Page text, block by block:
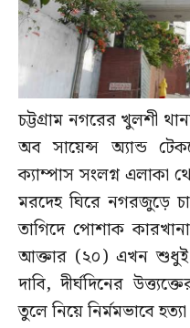
চট্টগ্রাম নগরের খুলশী
অব সায়েন্স অ্যান্ড
ক্যাম্পাস সংলগ্ন এলাকা
মরদেহ ঘিরে নগরজুড়ে
তাগিদে পোশাক
আক্তার (২০) এখন শুধুই
দাবি, দীর্ঘদিনের
তুলে নিয়ে নির্মমভাবে